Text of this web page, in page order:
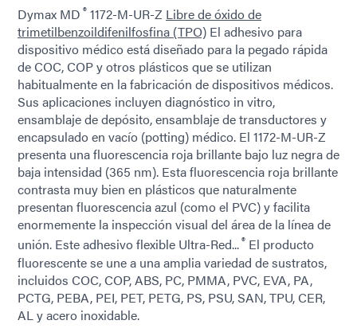
Dymax MD ® 1172-M-UR-Z Libre de óxido de
trimetilbenzoildifenilfosfina (TPO) El adhesivo para
dispositivo médico está diseñado para la pegado rápida
de COC, COP y otros plásticos que se utilizan
habitualmente en la fabricación de dispositivos médicos.
Sus aplicaciones incluyen diagnóstico in vitro,
ensamblaje de depósito, ensamblaje de transductores y
encapsulado en vacío (potting) médico. El 1172-M-UR-Z
presenta una fluorescencia roja brillante bajo luz negra de
baja intensidad (365 nm). Esta fluorescencia roja brillante
contrasta muy bien en plásticos que naturalmente
presentan fluorescencia azul (como el PVC) y facilita
enormemente la inspección visual del área de la línea de
unión. Este adhesivo flexible Ultra-Red...® El producto
fluorescente se une a una amplia variedad de sustratos,
incluidos COC, COP, ABS, PC, PMMA, PVC, EVA, PA,
PCTG, PEBA, PEI, PET, PETG, PS, PSU, SAN, TPU, CER,
AL y acero inoxidable.